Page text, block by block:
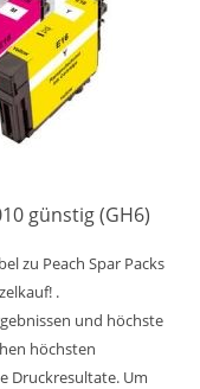
günstig (GH6)
zu Peach Spar Packs
.
und höchste
höchsten
Druckresultate. Um